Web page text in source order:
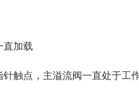
直加载
触点，主溢流阀一直处于